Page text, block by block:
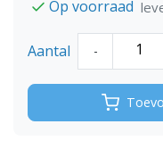
Op voorraad
Aantal -